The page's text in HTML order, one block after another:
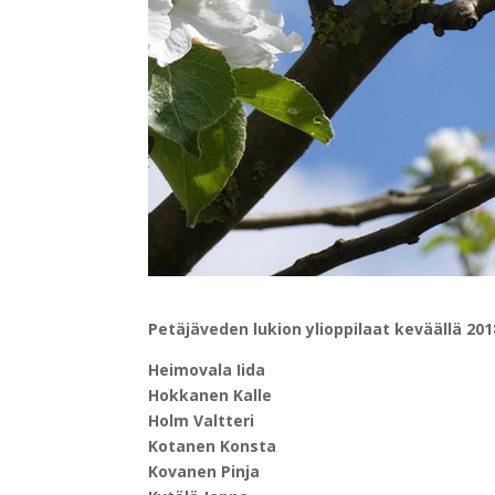
Petäjäveden lukion ylioppilaat keväällä
Heimovala Iida
Hokkanen Kalle
Holm Valtteri
Kotanen Konsta
Kovanen Pinja